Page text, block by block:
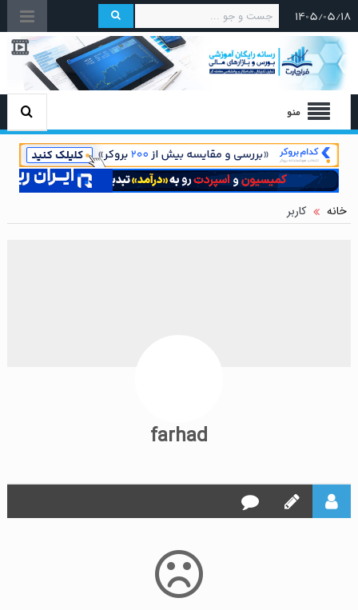
۱۴۰۵/۰۵/۱۸
منو
خانه کاربر
farhad